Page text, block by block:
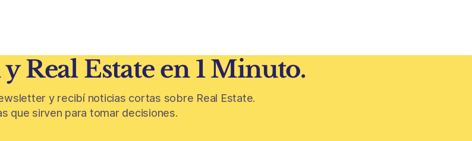
Real Estate en 1 Minuto.
y recibí noticias cortas sobre Real Estate.
que sirven para tomar decisiones.